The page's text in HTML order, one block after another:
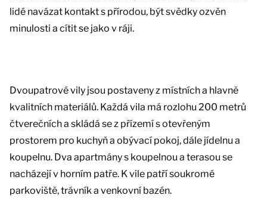
lidé navázat kontakt s přírodou, být svědky ozvěn
minulosti a cítit se jako v ráji.
Dvoupatrové vily jsou postaveny z místních a hlavně
kvalitních materiálů. Každá vila má rozlohu 200 metrů
čtverečních a skládá se z přízemí s otevřeným
prostorem pro kuchyň a obývací pokoj, dále jídelnu a
koupelnu. Dva apartmány s koupelnou a terasou se
nacházejí v horním patře. K vile patří soukromé
parkoviště, trávník a venkovní bazén.